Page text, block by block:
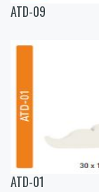
ATD-09
ATD-01